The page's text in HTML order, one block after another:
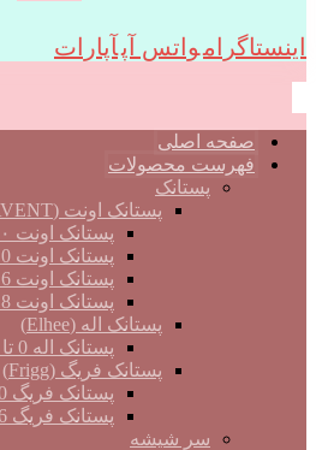
اینستاگرامواتس آپآپارات
صفحه اصلی
فهرست محصولات
پستانک
پستانک اونت (AVENT)
پستانک اونت ۰ تا 2 ماه
پستانک اونت 0 تا 6 ماه
پستانک اونت 6 تا 18 ماه
پستانک اونت 18 ماه به بالا
پستانک اله (Elhee)
پستانک اله 0 تا 6 ماه
پستانک فریگ (Frigg)
پستانک فریگ 0 تا 6 ماه
پستانک فریگ 6 تا 18 ماه
سر شیشه